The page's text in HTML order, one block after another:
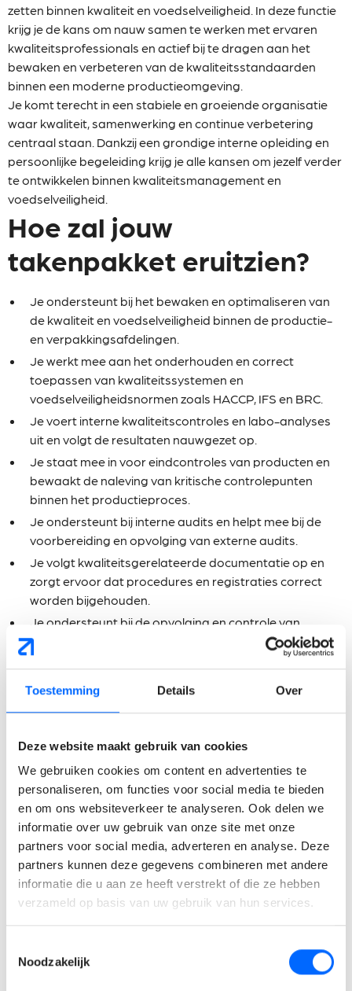
Toestemming Details Over
Deze website maakt gebruik van cookies
We gebruiken cookies om content en advertenties te
personaliseren, om functies voor social media te bieden
en om ons websiteverkeer te analyseren. Ook delen we
informatie over uw gebruik van onze site met onze
partners voor social media, adverteren en analyse. Deze
partners kunnen deze gegevens combineren met andere
informatie die u aan ze heeft verstrekt of die ze hebben
verzameld op basis van uw gebruik van hun services.
Noodzakelijk
zetten binnen kwaliteit en voedselveiligheid. In deze functie
krijg je de kans om nauw samen te werken met ervaren
kwaliteitsprofessionals en actief bij te dragen aan het
bewaken en verbeteren van de kwaliteitsstandaarden
binnen een moderne productieomgeving.
Je komt terecht in een stabiele en groeiende organisatie
waar kwaliteit, samenwerking en continue verbetering
centraal staan. Dankzij een grondige interne opleiding en
persoonlijke begeleiding krijg je alle kansen om jezelf verder
te ontwikkelen binnen kwaliteitsmanagement en
voedselveiligheid.
Hoe zal jouw
takenpakket eruitzien?
Je ondersteunt bij het bewaken en optimaliseren van
de kwaliteit en voedselveiligheid binnen de productie-
en verpakkingsafdelingen.
Je werkt mee aan het onderhouden en correct
toepassen van kwaliteitssystemen en
voedselveiligheidsnormen zoals HACCP, IFS en BRC.
Je voert interne kwaliteitscontroles en labo-analyses
uit en volgt de resultaten nauwgezet op.
Je staat mee in voor eindcontroles van producten en
bewaakt de naleving van kritische controlepunten
binnen het productieproces.
Je ondersteunt bij interne audits en helpt mee bij de
voorbereiding en opvolging van externe audits.
Je volgt kwaliteitsgerelateerde documentatie op en
zorgt ervoor dat procedures en registraties correct
worden bijgehouden.
Je ondersteunt bij de opvolging en controle van
kwaliteits- en inspectiesystemen binnen de
productieomgeving.
medewerkers rond kwaliteit en voedselveiligheid.
Wat verwachten wij van
jou?
Je beschikt over een bacheloropleiding binnen voeding,
agro-industrie, biotechnologie of een gelijkaardige
richting.
Een eerste ervaring binnen kwaliteit of de
is het belangrijkst.
productieprocessen.
Je communiceert vlot in het Nederlands en hebt een